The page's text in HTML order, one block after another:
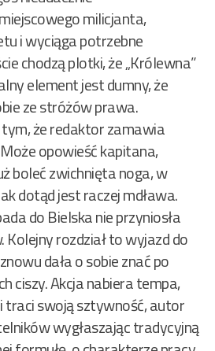
milicjanta,
i wyciąga potrzebne
chodzą plotki, że „Królewna”
element jest dumny, że
ze stróżów prawa.
tym, że redaktor zamawia
opowieść kapitana,
boleć zwichnięta noga, w
dotąd jest raczej mdława.
do Bielska nie przyniosła
rozdział to wyjazd do
dała o sobie znać po
ciszy. Akcja nabiera tempa,
traci swoją sztywność, autor
wygłaszając tradycyjną